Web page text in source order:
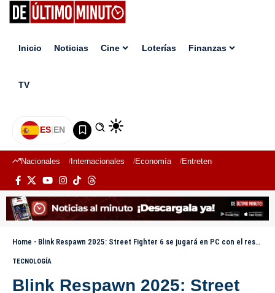
Inicio Noticias Cine Loterías Finanzas
TV
ES|EN
Nacionales Internacionales Economía Entretenimiento
Home - Blink Respawn 2025: Street Fighter 6 se jugará en PC con el respaldo de Spartech
TECNOLOGÍA
Blink Respawn 2025: Street